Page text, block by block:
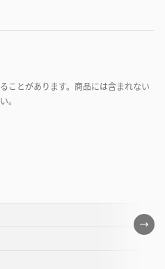
ことがあります。商品には含まれない
。
こ
の